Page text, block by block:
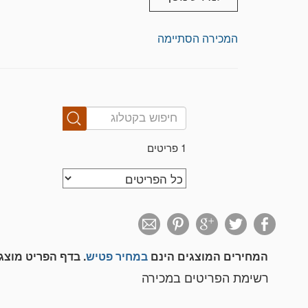
**הנתונים לגבי הרכבים המפורסמים באתר
את כלי הרכב קודם למתן ההצעה, כונס
כונס הנכסים לא יהא אחראי על האמור דלעיל.
**ככל שמופיעה הערה "לא בוצעה קריאת
הרלוונטי לו שייכת ההערה, ולמציע לא תהא
המכירה ו/או בכלל.
המכירה הסתיימה
1 פריטים
המחירים המוצגים הינם במחיר פטיש. בדף הפריט
רשימת הפריטים במכירה